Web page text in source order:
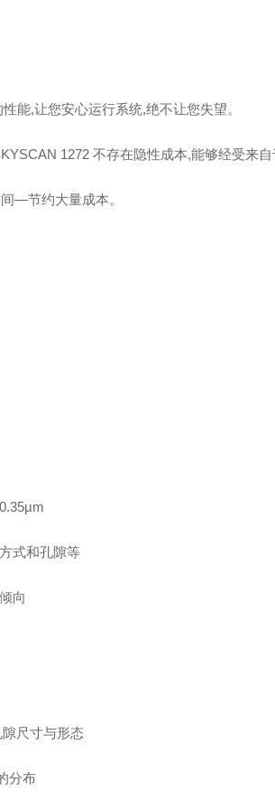
能,让您安心运行系统,绝不让您失望。
1272 不存在隐性成本,能够经受来自
—节约大量成本。
式和孔隙等
向
尺寸与形态
分布